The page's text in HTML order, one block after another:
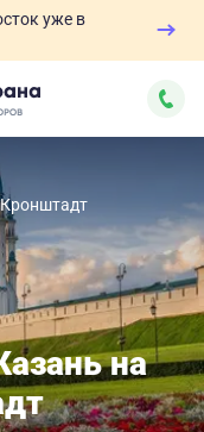
уже в
на